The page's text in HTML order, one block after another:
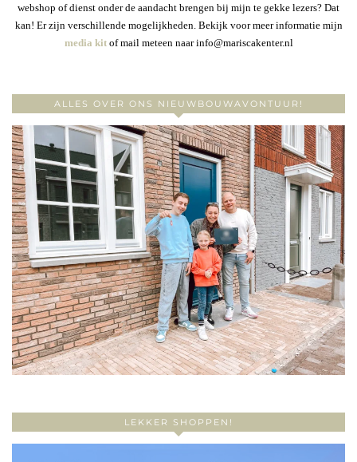
webshop of dienst onder de aandacht brengen bij mijn te gekke lezers? Dat
kan! Er zijn verschillende mogelijkheden. Bekijk voor meer informatie mijn
media kitof mail meteen naar info@mariscakenter.nl
ALLES OVER ONS NIEUWBOUWAVONTUUR!
LEKKER SHOPPEN!